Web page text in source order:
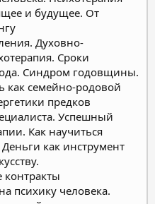
и будущее. От
Духовно-
Сроки
Синдром годовщины.
как семейно-родовой
предков
Успешный
Как научиться
как инструмент
контракты
психику человека.